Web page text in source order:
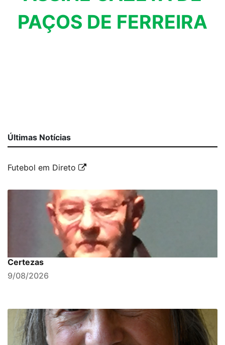
PAÇOS DE FERREIRA
Últimas Notícias
Futebol em Direto
Certezas
9/08/2026